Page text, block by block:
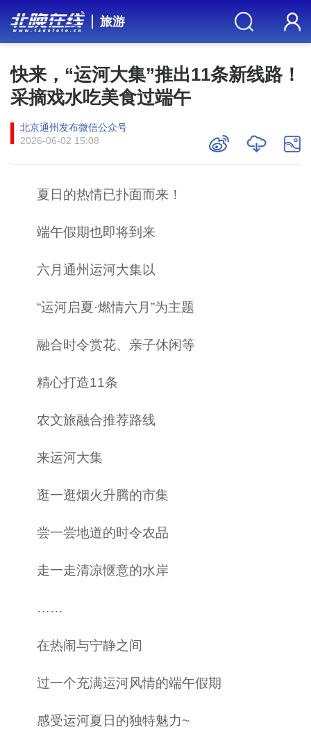
旅游
快来，“运河大集”推出11条新线路！
采摘戏水吃美食过端午
北京通州发布微信公众号
2026-06-02 15:08
夏日的热情已扑面而来！
端午假期也即将到来
六月通州运河大集以
“运河启夏·燃情六月”为主题
融合时令赏花、亲子休闲等
精心打造11条
农文旅融合推荐路线
来运河大集
逛一逛烟火升腾的市集
尝一尝地道的时令农品
走一走清凉惬意的水岸
……
在热闹与宁静之间
过一个充满运河风情的端午假期
感受运河夏日的独特魅力~